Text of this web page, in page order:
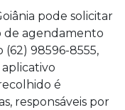
pode solicitar
de agendamento
98596-8555,
é
responsáveis por